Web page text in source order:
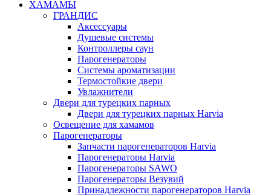
ХАМАМЫ
ГРАНДИС
Аксессуары
Душевые системы
Контроллеры саун
Парогенераторы
Системы ароматизации
Термостойкие двери
Увлажнители
Двери для турецких парных
Двери для турецких парных Harvia
Освещение для хамамов
Парогенераторы
Запчасти парогенераторов Harvia
Парогенераторы Harvia
Парогенераторы SAWO
Парогенераторы Везувий
Принадлежности парогенераторов Harvia